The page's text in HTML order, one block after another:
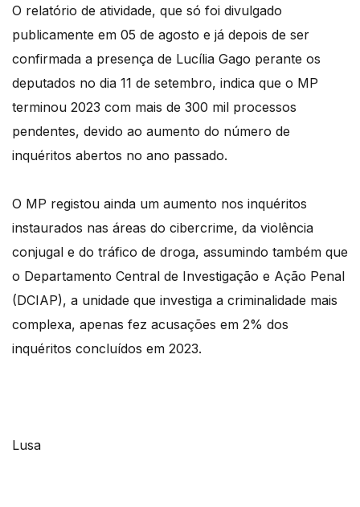
O relatório de atividade, que só foi divulgado
publicamente em 05 de agosto e já depois de ser
confirmada a presença de Lucília Gago perante os
deputados no dia 11 de setembro, indica que o MP
terminou 2023 com mais de 300 mil processos
pendentes, devido ao aumento do número de
inquéritos abertos no ano passado.
O MP registou ainda um aumento nos inquéritos
instaurados nas áreas do cibercrime, da violência
conjugal e do tráfico de droga, assumindo também que
o Departamento Central de Investigação e Ação Penal
(DCIAP), a unidade que investiga a criminalidade mais
complexa, apenas fez acusações em 2% dos
inquéritos concluídos em 2023.
Lusa